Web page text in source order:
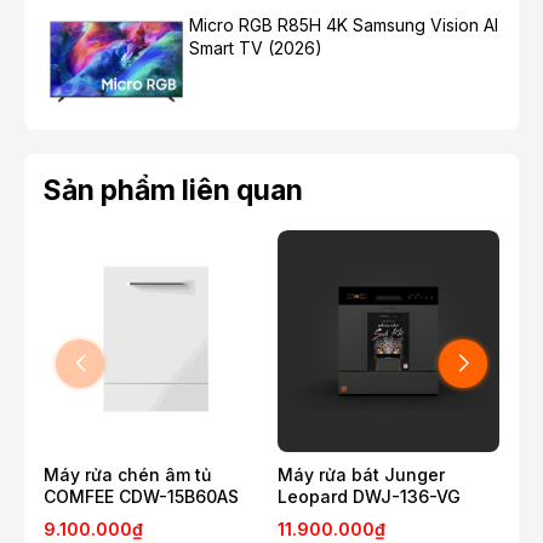
10 chương trình rửa - phù hợp mọi nhu cầu
Máy rửa chén Comfee trang bị 10 chương trình rửa
phục vụ theo nhu cầu của người dùng:
Micro RGB R85H 4K Samsung Vision AI
Smart TV (2026)
Sản phẩm liên quan
Máy rửa chén âm tủ
COMFEE CDW-15B60AS
9.100.000₫
Máy rửa bát Junger
Leopard DWJ-136-VG
11.900.000₫